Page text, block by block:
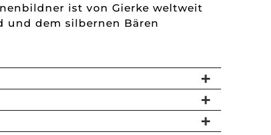
ist von Gierke weltweit
und dem silbernen Bären